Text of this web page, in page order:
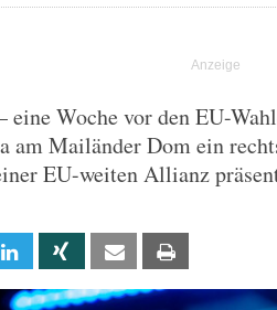
eine Woche vor den EU-
am Mailänder Dom ein
EU-weiten Allianz
Linkedin Xing Email